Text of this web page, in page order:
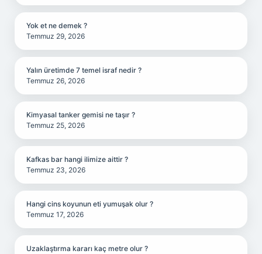
Yok et ne demek ?
Temmuz 29, 2026
Yalın üretimde 7 temel israf nedir ?
Temmuz 26, 2026
Kimyasal tanker gemisi ne taşır ?
Temmuz 25, 2026
Kafkas bar hangi ilimize aittir ?
Temmuz 23, 2026
Hangi cins koyunun eti yumuşak olur ?
Temmuz 17, 2026
Uzaklaştırma kararı kaç metre olur ?